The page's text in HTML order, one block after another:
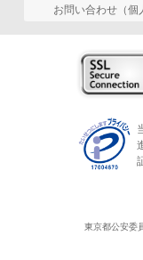
お問い合わせ（個
東京都公安委